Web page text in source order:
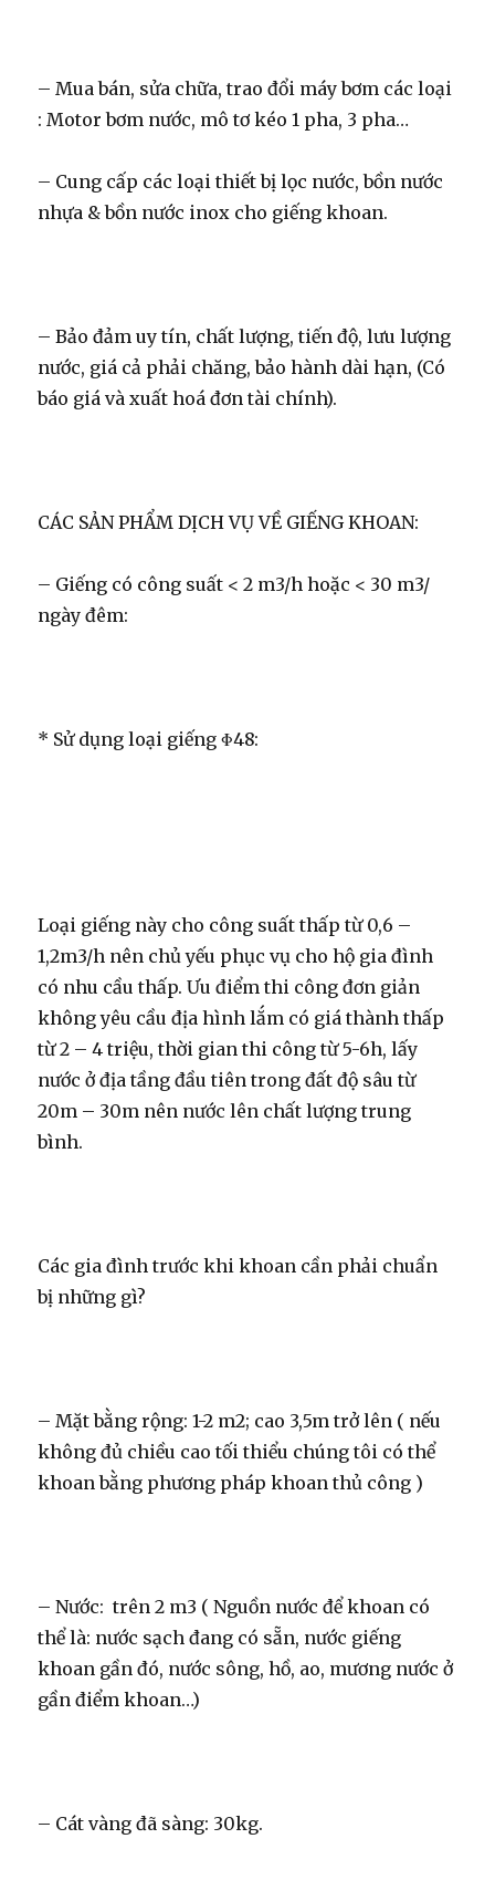
– Mua bán, sửa chữa, trao đổi máy bơm các loại
: Motor bơm nước, mô tơ kéo 1 pha, 3 pha…
– Cung cấp các loại thiết bị lọc nước, bồn nước
nhựa & bồn nước inox cho giếng khoan.
– Bảo đảm uy tín, chất lượng, tiến độ, lưu lượng
nước, giá cả phải chăng, bảo hành dài hạn, (Có
báo giá và xuất hoá đơn tài chính).
CÁC SẢN PHẨM DỊCH VỤ VỀ GIẾNG KHOAN:
– Giếng có công suất < 2 m3/h hoặc < 30 m3/
ngày đêm:
* Sử dụng loại giếng Φ48:
Loại giếng này cho công suất thấp từ 0,6 –
1,2m3/h nên chủ yếu phục vụ cho hộ gia đình
có nhu cầu thấp. Ưu điểm thi công đơn giản
không yêu cầu địa hình lắm có giá thành thấp
từ 2 – 4 triệu, thời gian thi công từ 5-6h, lấy
nước ở địa tầng đầu tiên trong đất độ sâu từ
20m – 30m nên nước lên chất lượng trung
bình.
Các gia đình trước khi khoan cần phải chuẩn
bị những gì?
– Mặt bằng rộng: 1-2 m2; cao 3,5m trở lên ( nếu
không đủ chiều cao tối thiểu chúng tôi có thể
khoan bằng phương pháp khoan thủ công )
– Nước: trên 2 m3 ( Nguồn nước để khoan có
thể là: nước sạch đang có sẵn, nước giếng
khoan gần đó, nước sông, hồ, ao, mương nước ở
gần điểm khoan…)
– Cát vàng đã sàng: 30kg.